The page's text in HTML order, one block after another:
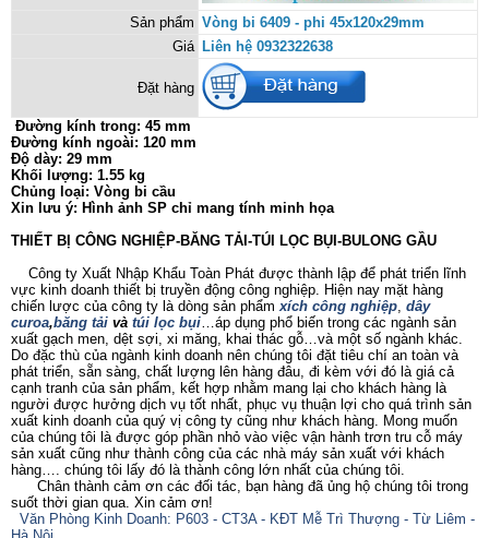
Sản phẩm Vòng bi 6409 - phi 45x120x29mm
Giá Liên hệ 0932322638
Đặt hàng
Đường kính trong: 45 mm
Đường kính ngoài: 120 mm
Độ dày: 29 mm
Khối lượng: 1.55 kg
Chủng loại: Vòng bi cầu
Xin lưu ý: Hình ảnh SP chỉ mang tính minh họa
THIẾT BỊ CÔNG NGHIỆP-BĂNG TẢI-TÚI LỌC BỤI-BULONG GẦU
Công ty Xuất Nhập Khẩu Toàn Phát được thành lập để phát triển lĩnh
vực kinh doanh thiết bị truyền động công nghiệp. Hiện nay mặt hàng
chiến lược của công ty là dòng sản phẩm xích công nghiệp, dây
curoa,băng tải và túi lọc bụi…áp dụng phổ biến trong các ngành sản
xuất gạch men, dệt sợi, xi măng, khai thác gỗ…và một số ngành khác.
Do đặc thù của ngành kinh doanh nên chúng tôi đặt tiêu chí an toàn và
phát triển, sẵn sàng, chất lượng lên hàng đâu, đi kèm với đó là giá cả
cạnh tranh của sản phẩm, kết hợp nhằm mang lại cho khách hàng là
người được hưởng dịch vụ tốt nhất, phục vụ thuận lợi cho quá trình sản
xuất kinh doanh của quý vị công ty cũng như khách hàng. Mong muốn
của chúng tôi là được góp phần nhỏ vào việc vận hành trơn tru cỗ máy
sản xuất cũng như thành công của các nhà máy sản xuất với khách
hàng…. chúng tôi lấy đó là thành công lớn nhất của chúng tôi.
Chân thành cảm ơn các đối tác, bạn hàng đã ủng hộ chúng tôi trong
suốt thời gian qua. Xin cảm ơn!
Văn Phòng Kinh Doanh: P603 - CT3A - KĐT Mễ Trì Thượng - Từ Liêm -